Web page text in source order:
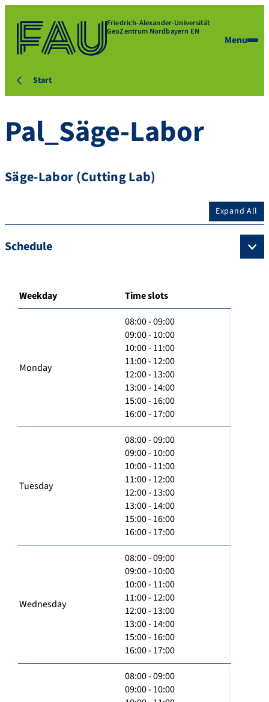
Friedrich-Alexander-Universität
GeoZentrum Nordbayern EN
Menu
Start
Pal_Säge-Labor
Säge-Labor (Cutting Lab)
Expand All
Schedule
Weekday Time slots
Monday
08:00 - 09:00
09:00 - 10:00
10:00 - 11:00
11:00 - 12:00
12:00 - 13:00
13:00 - 14:00
15:00 - 16:00
16:00 - 17:00
Tuesday
08:00 - 09:00
09:00 - 10:00
10:00 - 11:00
11:00 - 12:00
12:00 - 13:00
13:00 - 14:00
15:00 - 16:00
16:00 - 17:00
Wednesday
08:00 - 09:00
09:00 - 10:00
10:00 - 11:00
11:00 - 12:00
12:00 - 13:00
13:00 - 14:00
15:00 - 16:00
16:00 - 17:00
08:00 - 09:00
09:00 - 10:00